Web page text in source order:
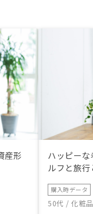
産形
ハッピー
ルフと旅
購入時データ
50代 / 化粧